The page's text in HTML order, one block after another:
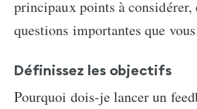
principaux points à considérer,
questions importantes que
Définissez les objectifs
Pourquoi dois-je lancer un